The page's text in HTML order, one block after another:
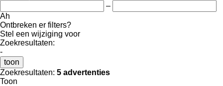
–
Ah
Ontbreken er filters?
Stel een wijziging voor
Zoekresultaten:
-
toon
Zoekresultaten: 5 advertenties
Toon